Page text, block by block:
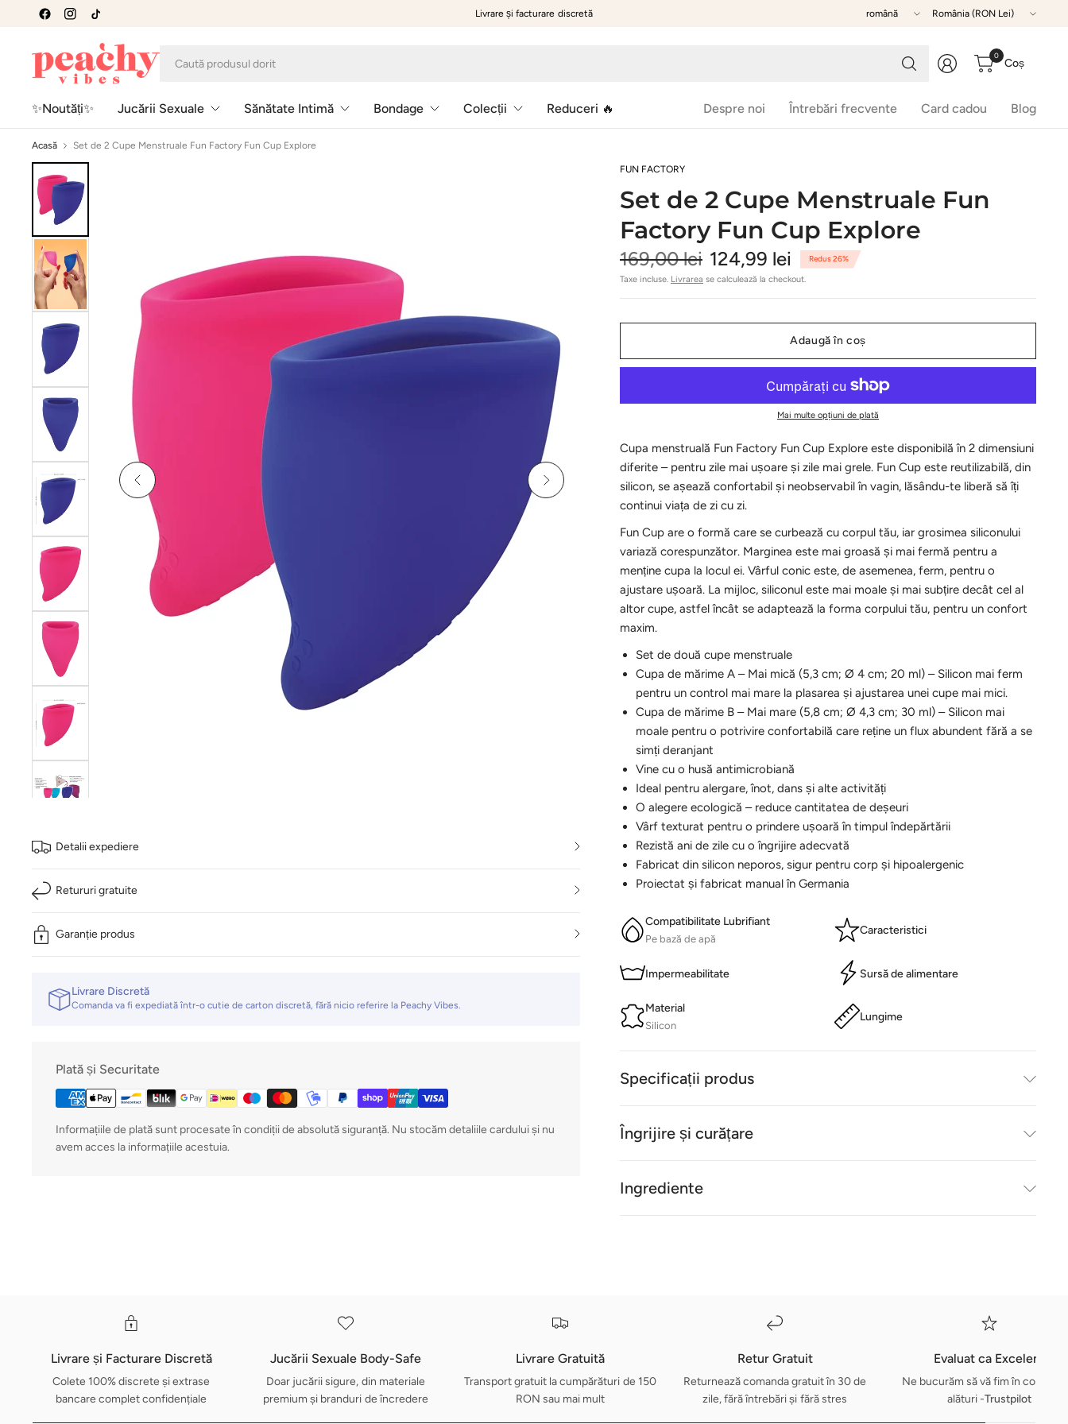
Livrare și facturare discretă
Actualizează
Actualizează
Caută
produsul
0
Coș
✨Noutăți✨ Jucării Sexuale Sănătate Intimă Bondage Colecții Reduceri 🔥 Despre noi Întrebări frecvente Card cadou Blog
Acasă Set de 2 Cupe Menstruale Fun Factory Fun Cup Explore
FUN FACTORY
Set de 2 Cupe Menstruale Fun
Factory Fun Cup Explore
169,00 lei 124,99 lei
Redus 26%
Taxe incluse. Livrarea se calculează la checkout.
Adaugă în coș
Mai multe opțiuni de plată
Cupa menstruală Fun Factory Fun Cup Explore este disponibilă în 2 dimensiuni
diferite – pentru zile mai ușoare și zile mai grele. Fun Cup este reutilizabilă, din
silicon, se așează confortabil și neobservabil în vagin, lăsându-te liberă să îți
continui viața de zi cu zi.
Fun Cup are o formă care se curbează cu corpul tău, iar grosimea siliconului
variază corespunzător. Marginea este mai groasă și mai fermă pentru a
menține cupa la locul ei. Vârful conic este, de asemenea, ferm, pentru o
ajustare ușoară. La mijloc, siliconul este mai moale și mai subțire decât cel al
altor cupe, astfel încât se adaptează la forma corpului tău, pentru un confort
maxim.
Set de două cupe menstruale
Cupa de mărime A – Mai mică (5,3 cm; Ø 4 cm; 20 ml) – Silicon mai ferm
pentru un control mai mare la plasarea și ajustarea unei cupe mai mici.
Cupa de mărime B – Mai mare (5,8 cm; Ø 4,3 cm; 30 ml) – Silicon mai
moale pentru o potrivire confortabilă care reține un flux abundent fără a se
simți deranjant
Vine cu o husă antimicrobiană
Ideal pentru alergare, înot, dans și alte activități
O alegere ecologică – reduce cantitatea de deșeuri
Vârf texturat pentru o prindere ușoară în timpul îndepărtării
Rezistă ani de zile cu o îngrijire adecvată
Fabricat din silicon neporos, sigur pentru corp și hipoalergenic
Proiectat și fabricat manual în Germania
Compatibilitate Lubrifiant
Pe bază de apă
Caracteristici
Impermeabilitate Sursă de alimentare
Material
Silicon
Lungime
Specificații produs
Îngrijire și curățare
Ingrediente
Detalii expediere
Retururi gratuite
Garanție produs
Livrare Discretă
Comanda va fi expediată într-o cutie de carton discretă, fără nicio referire la Peachy Vibes.
Plată și Securitate
Informațiile de plată sunt procesate în condiții de absolută siguranță. Nu stocăm detaliile cardului și nu
avem acces la informațiile acestuia.
Livrare și Facturare Discretă
Colete 100% discrete și extrase
bancare complet confidențiale
Jucării Sexuale Body-Safe
Doar jucării sigure, din materiale
premium și branduri de încredere
Livrare Gratuită
Transport gratuit la cumpărături de 150
RON sau mai mult
Retur Gratuit
Returnează comanda gratuit în 30 de
zile, fără întrebări și fără stres
Evaluat ca Excelent
Ne bucurăm să vă fim în
alături -Trustpilot